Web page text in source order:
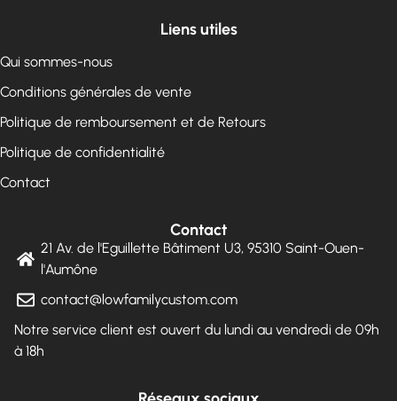
Liens utiles
Qui sommes-nous
Conditions générales de vente
Politique de remboursement et de Retours
Politique de confidentialité
Contact
Contact
21 Av. de l'Eguillette Bâtiment U3, 95310 Saint-Ouen-
l'Aumône
contact@lowfamilycustom.com
Notre service client est ouvert du lundi au vendredi de 09h
à 18h